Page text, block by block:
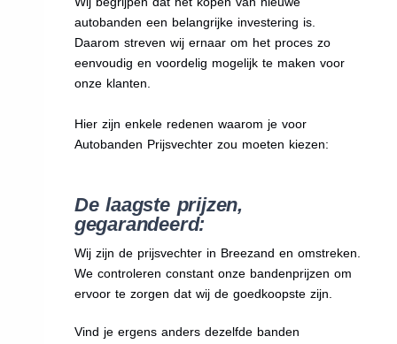
autobanden een belangrijke investering is.
Daarom streven wij ernaar om het proces zo
eenvoudig en voordelig mogelijk te maken voor
onze klanten.
Hier zijn enkele redenen waarom je voor
Autobanden Prijsvechter zou moeten kiezen:
De laagste prijzen,
gegarandeerd:
Wij zijn de prijsvechter in Breezand en omstreken.
We controleren constant onze bandenprijzen om
ervoor te zorgen dat wij de goedkoopste zijn.
Vind je ergens anders dezelfde banden